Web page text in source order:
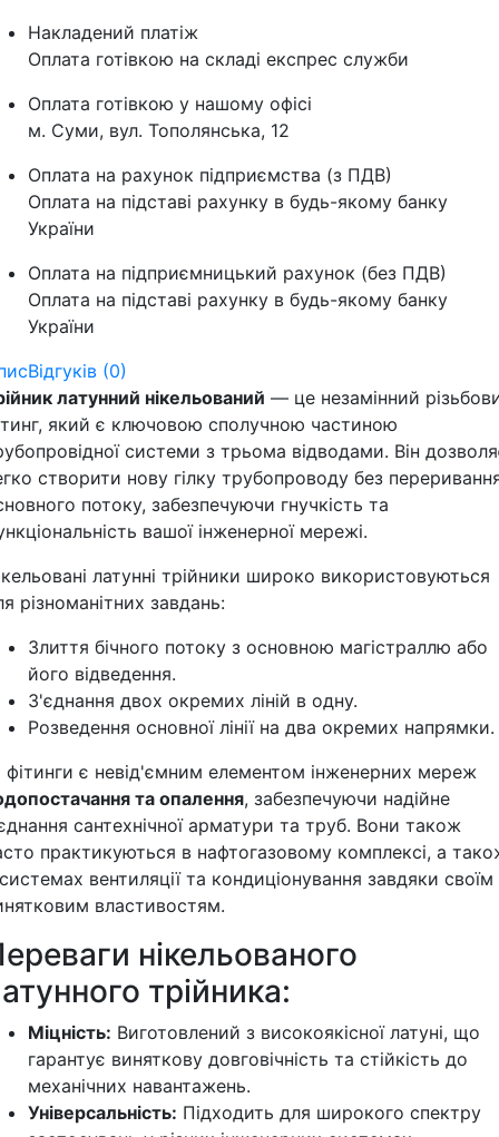
Накладений платіж
Оплата готівкою на складі експрес служби
Оплата готівкою у нашому офісі
м. Суми, вул. Тополянська, 12
Оплата на рахунок підприємства (з ПДВ)
Оплата на підставі рахунку в будь-якому банку
України
Оплата на підприємницький рахунок (без ПДВ)
Оплата на підставі рахунку в будь-якому банку
України
Відгуків (0)
латунний нікельований — це незамінний
який є ключовою сполучною частиною
системи з трьома відводами. Він
створити нову гілку трубопроводу без
потоку, забезпечуючи гнучкість та
вашої інженерної мережі.
латунні трійники широко використовуються
різноманітних завдань:
Злиття бічного потоку з основною магістраллю або
його відведення.
З'єднання двох окремих ліній в одну.
Розведення основної лінії на два окремих напрямки.
фітинги є невід'ємним елементом інженерних мереж
та опалення, забезпечуючи надійне
сантехнічної арматури та труб. Вони також
практикуються в нафтогазовому комплексі, а
вентиляції та кондиціонування завдяки своїм
властивостям.
нікельованого
трійника:
Міцність: Виготовлений з високоякісної латуні, що
гарантує виняткову довговічність та стійкість до
механічних навантажень.
Універсальність: Підходить для широкого спектру